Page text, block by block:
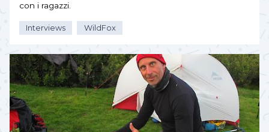
con i ragazzi.
Interviews WildFox